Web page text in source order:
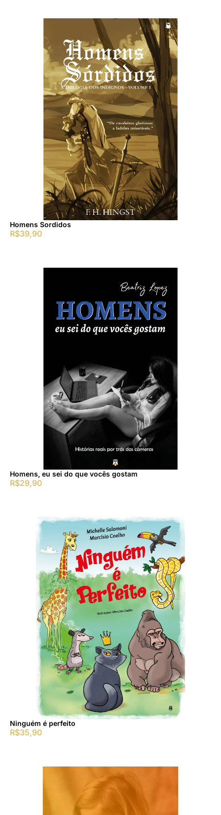
Homens Sordidos
R$39,90
Homens, eu sei do que vocês gostam
R$29,90
Ninguém é perfeito
R$35,90